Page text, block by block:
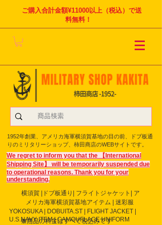
ご購入合計金額¥11000以上（税込）で送
料無料！
1952年創業、アメリカ海軍横須賀基地の目の前、ドブ板通
りのミリタリーショップ、柿田商店のWEBサイトです。
We regret to inform you that the 【International
Shipping Site】 will be temporarily suspended due
to operational reasons. Thank you for your
understanding.
横須賀 |ドブ板通り| フライト ジャケット| ア
メリカ海軍横須賀基地アイテム | 迷彩服
YOKOSUKA | DOBUITA.ST | FLIGHT JACKET |
U.S.NAVY ITEM | CAMOUFLAGE UNIFORM
※商品の料金はすべて税込みです